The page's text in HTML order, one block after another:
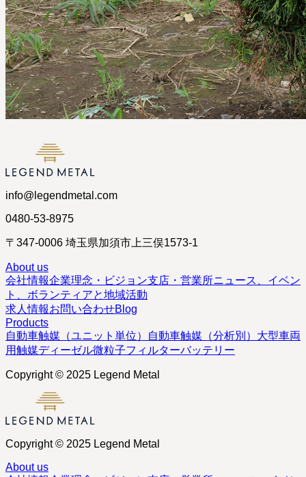
info@legendmetal.com
0480-53-8975
〒347-0006 埼玉県加須市上三俣1573-1
About us
会社情報企業理念・ビジョン支店・営業所ニュース、イベン
ト、ボランティアと地域活動
求人情報 お問い合わせBlog
Products
自動車触媒（ユニット単位）
自動車触媒（分析別） 大型車両
用触媒ディーゼル微粒子フィルターバッテリー
Copyright © 2025 Legend Metal
Copyright © 2025 Legend Metal
About us